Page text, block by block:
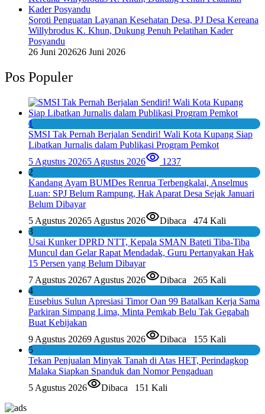
Soroti Penguatan Layanan Kesehatan Desa, PJ Desa Kereana
Willybrodus K. Khun, Dukung Penuh Pelatihan Kader
Posyandu
26 Juni 202626 Juni 2026
Pos Populer
1
SMSI Tak Pernah Berjalan Sendiri! Wali Kota Kupang Siap
Libatkan Jurnalis dalam Publikasi Program Pemkot
5 Agustus 20265 Agustus 2026
1237
2
Kandang Ayam BUMDes Renrua Terbengkalai, Anselmus
Luan: SPJ Belum Rampung, Hak Aparat Desa Sejak Januari
Belum Dibayar
5 Agustus 20265 Agustus 2026 Dibaca 474 Kali
3
Usai Kunker DPRD NTT, Kepala SMAN Bateti Tiba-Tiba
Muncul dan Gelar Rapat Mendadak, Guru Pertanyakan Hak
15 Persen yang Belum Dibayar
7 Agustus 20267 Agustus 2026 Dibaca 265 Kali
4
Eusebius Sulun Apresiasi Timor Oan 99 Batalkan Kerja Sama
Parkiran Simpang Lima, Minta Pemkab Belu Tak Gegabah
Buat Kebijakan
9 Agustus 20269 Agustus 2026 Dibaca 155 Kali
5
Tekan Penjualan Minyak Tanah di Atas HET, Perindagkop
Malaka Siapkan Spanduk dan Nomor Pengaduan
5 Agustus 2026
Dibaca 151 Kali